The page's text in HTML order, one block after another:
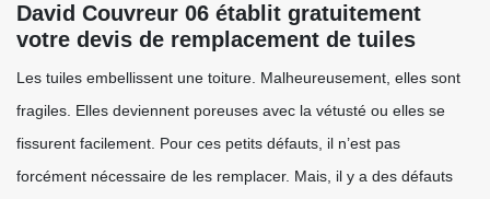
David Couvreur 06 établit gratuitement
votre devis de remplacement de tuiles
Les tuiles embellissent une toiture. Malheureusement, elles sont
fragiles. Elles deviennent poreuses avec la vétusté ou elles se
fissurent facilement. Pour ces petits défauts, il n’est pas
forcément nécessaire de les remplacer. Mais, il y a des défauts